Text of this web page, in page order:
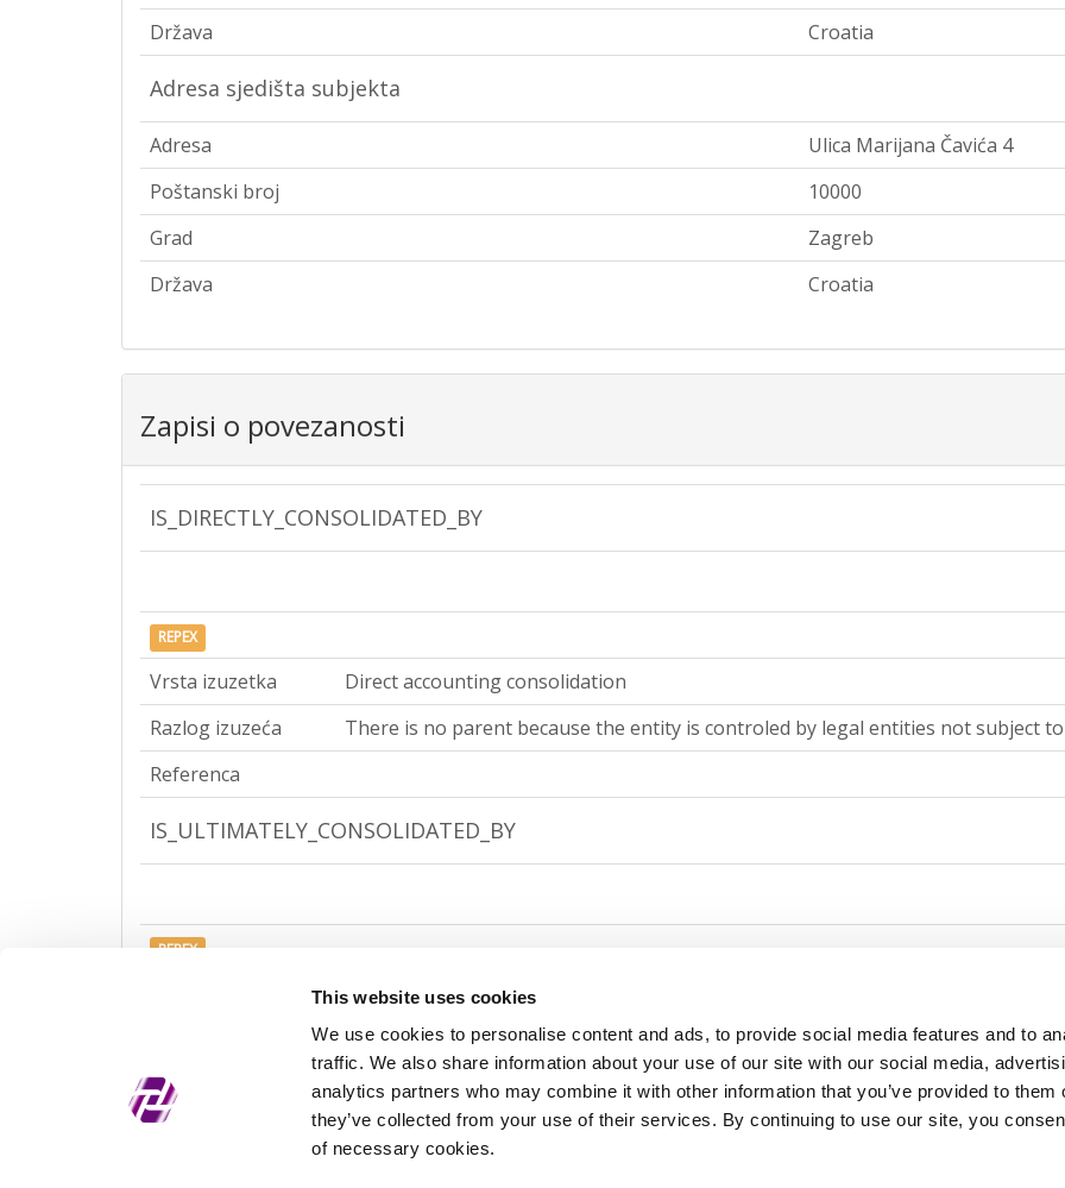
This website uses cookies
We use cookies to personalise content and ads, to provide social media features and to
traffic. We also share information about your use of our site with our social media,
analytics partners who may combine it with other information that you’ve provided to them
they’ve collected from your use of their services. By continuing to use our site, you
of necessary cookies.
Država
Croatia
Adresa sjedišta subjekta
Adresa
Ulica Marijana Čavića 4
Poštanski broj
10000
Grad
Zagreb
Država
Croatia
Zapisi o povezanosti
IS_DIRECTLY_CONSOLIDATED_BY
REPEX
Vrsta izuzetka
Direct accounting consolidation
Razlog izuzeća
There is no parent because the entity is controled by legal entities not subject
Referenca
IS_ULTIMATELY_CONSOLIDATED_BY
REPEX
Ultimate accounting consolidation
There is no parent because the entity is controled by legal entities not subject
Referenca